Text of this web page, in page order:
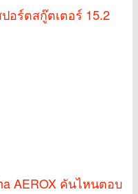
อร์ตสกู๊ตเตอร์ 15.2
AEROX คันไหนตอบ